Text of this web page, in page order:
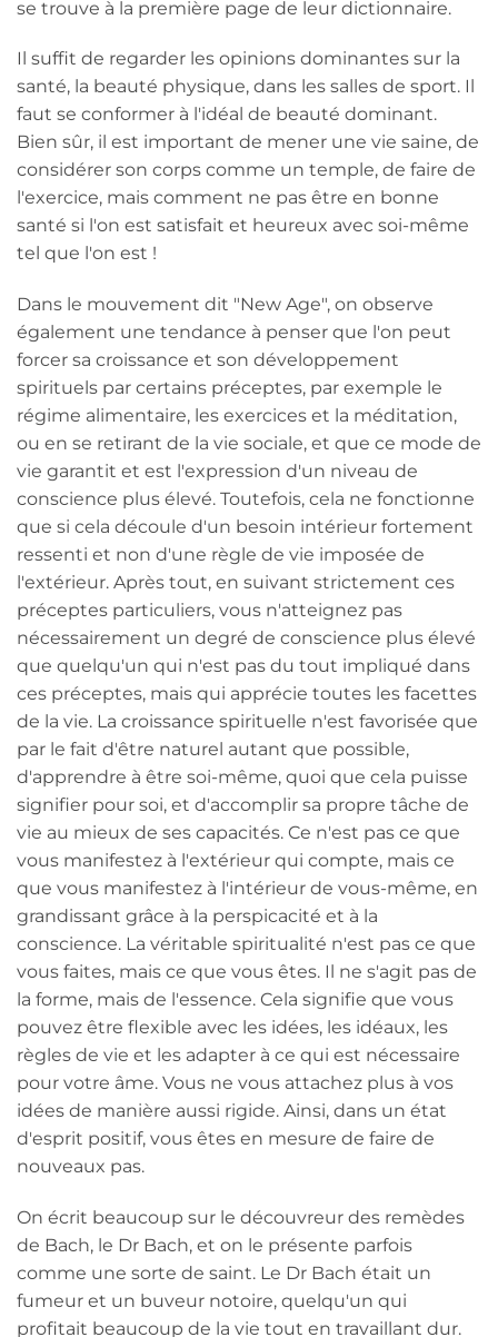
se trouve à la première page de leur dictionnaire.
Il suffit de regarder les opinions dominantes sur la
santé, la beauté physique, dans les salles de sport. Il
faut se conformer à l'idéal de beauté dominant.
Bien sûr, il est important de mener une vie saine, de
considérer son corps comme un temple, de faire de
l'exercice, mais comment ne pas être en bonne
santé si l'on est satisfait et heureux avec soi-même
tel que l'on est !
Dans le mouvement dit "New Age", on observe
également une tendance à penser que l'on peut
forcer sa croissance et son développement
spirituels par certains préceptes, par exemple le
régime alimentaire, les exercices et la méditation,
ou en se retirant de la vie sociale, et que ce mode de
vie garantit et est l'expression d'un niveau de
conscience plus élevé. Toutefois, cela ne fonctionne
que si cela découle d'un besoin intérieur fortement
ressenti et non d'une règle de vie imposée de
l'extérieur. Après tout, en suivant strictement ces
préceptes particuliers, vous n'atteignez pas
nécessairement un degré de conscience plus élevé
que quelqu'un qui n'est pas du tout impliqué dans
ces préceptes, mais qui apprécie toutes les facettes
de la vie. La croissance spirituelle n'est favorisée que
par le fait d'être naturel autant que possible,
d'apprendre à être soi-même, quoi que cela puisse
signifier pour soi, et d'accomplir sa propre tâche de
vie au mieux de ses capacités. Ce n'est pas ce que
vous manifestez à l'extérieur qui compte, mais ce
que vous manifestez à l'intérieur de vous-même, en
grandissant grâce à la perspicacité et à la
conscience. La véritable spiritualité n'est pas ce que
vous faites, mais ce que vous êtes. Il ne s'agit pas de
la forme, mais de l'essence. Cela signifie que vous
pouvez être flexible avec les idées, les idéaux, les
règles de vie et les adapter à ce qui est nécessaire
pour votre âme. Vous ne vous attachez plus à vos
idées de manière aussi rigide. Ainsi, dans un état
d'esprit positif, vous êtes en mesure de faire de
nouveaux pas.
On écrit beaucoup sur le découvreur des remèdes
de Bach, le Dr Bach, et on le présente parfois
comme une sorte de saint. Le Dr Bach était un
fumeur et un buveur notoire, quelqu'un qui
profitait beaucoup de la vie tout en travaillant dur.